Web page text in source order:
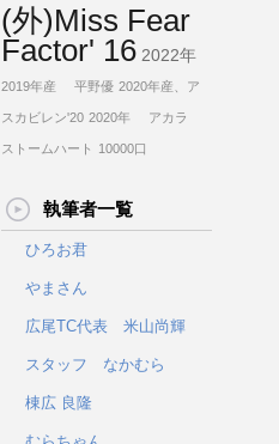
(外)Miss Fear
Factor' 16 2022年
2019年産 平野優 2020年産、ア
スカビレン'20 2020年 アカラ
ストームハート 10000口
執筆者一覧
ひろお君
やまさん
広尾TC代表 米山尚輝
スタッフ なかむら
棟広 良隆